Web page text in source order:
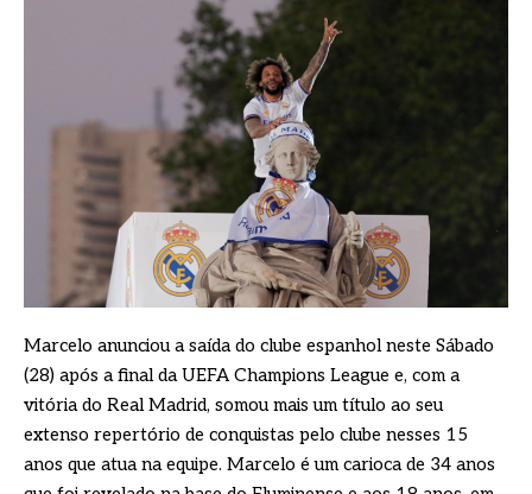
Marcelo anunciou a saída do clube espanhol neste Sábado
(28) após a final da UEFA Champions League e, com a
vitória do Real Madrid, somou mais um título ao seu
extenso repertório de conquistas pelo clube nesses 15
anos que atua na equipe. Marcelo é um carioca de 34 anos